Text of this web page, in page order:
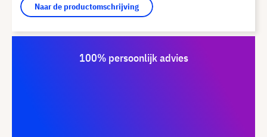
Naar de productomschrijving
100% persoonlijk advies